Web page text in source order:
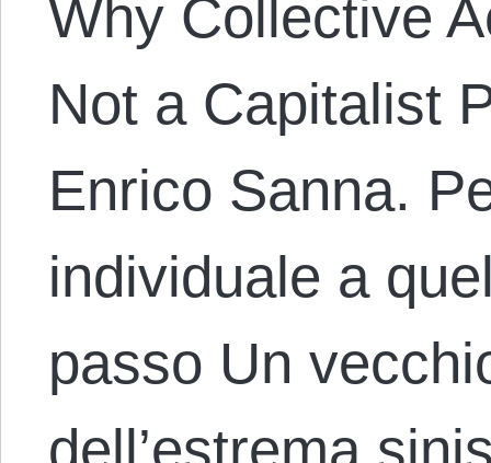
Why Collective
Not a Capitalist
Enrico Sanna.
individuale a
passo Un
dell’estrema